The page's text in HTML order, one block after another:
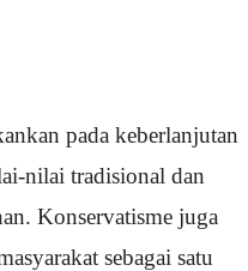
pada keberlanjutan
nilai tradisional dan
Konservatisme juga
sebagai satu